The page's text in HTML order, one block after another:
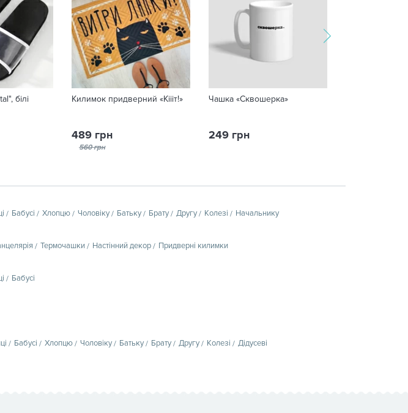
білі Килимок придверний «Кіііт!»
489 грн
560 грн
Чашка «Сквошерка»
249 грн
Бабусі Хлопцю Чоловіку Батьку Брату Другу Колезі Начальнику
Термочашки Настінний декор Придверні килимки
Бабусі
Бабусі Хлопцю Чоловіку Батьку Брату Другу Колезі Дідусеві